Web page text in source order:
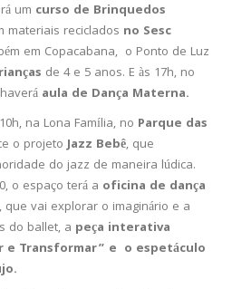
um curso de Brinquedos
materiais reciclados no Sesc
em Copacabana, o Ponto de Luz
de 4 e 5 anos. E às 17h, no
aula de Dança Materna.
na Lona Família, no Parque das
o projetoJazz Bebê, que
do jazz de maneira lúdica.
o espaço terá a oficina de dança
que vai explorar o imaginário e a
do ballet, a peça interativa
e Transformar” e o espetáculo